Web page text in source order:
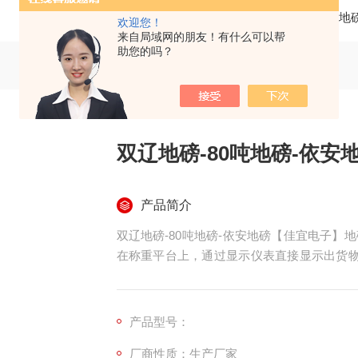
欢迎您！
来自局域网的朋友！有什么可以帮
助您的吗？
地
双辽地磅-80吨地磅-依安
产品简介
双辽地磅-80吨地磅-依安地磅【佳宜电子】
在称重平台上，通过显示仪表直接显示出货
产品型号：
厂商性质：生产厂家